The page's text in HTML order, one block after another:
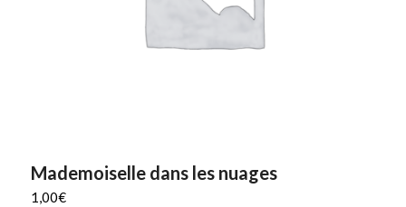
Mademoiselle dans les nuages
1,00€